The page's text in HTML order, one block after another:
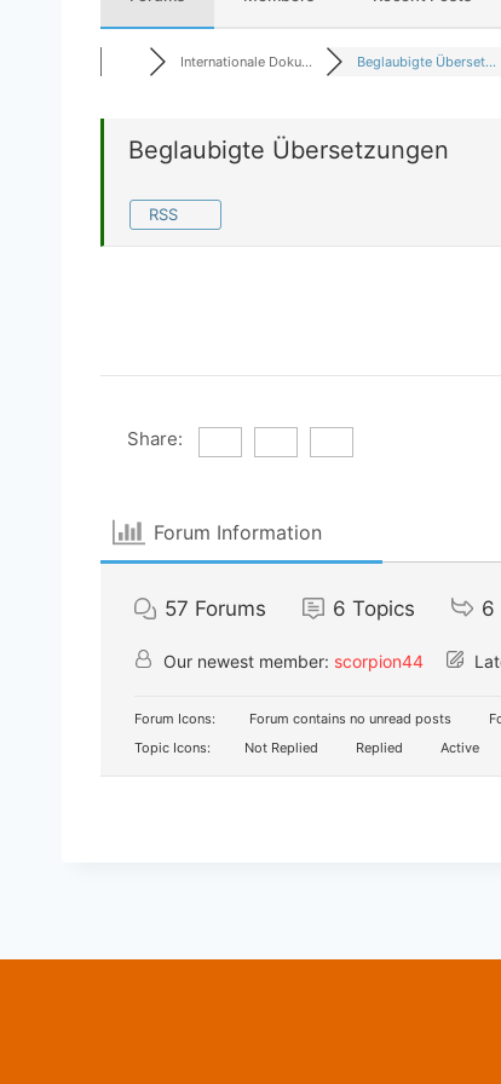
Internationale Doku... Beglaubigte Überset...
Beglaubigte Übersetzungen
RSS
Share:
Forum Information
57 Forums 6 Topics 6
Our newest member: scorpion44
Forum Icons: Forum contains no unread posts
Topic Icons:
Not Replied Replied Active